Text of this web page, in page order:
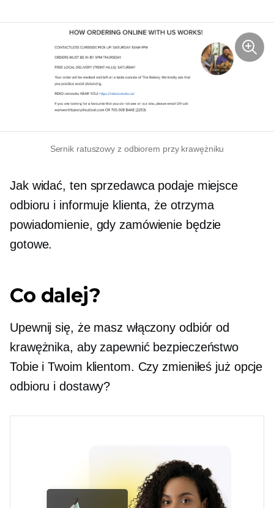
Sernik ratuszowy z odbiorem przy krawężniku
Jak widać, ten sprzedawca podaje miejsce
odbioru i informuje klienta, że ​​otrzyma
powiadomienie, gdy zamówienie będzie
gotowe.
Co dalej?
Upewnij się, że masz włączony odbiór od
krawężnika, aby zapewnić bezpieczeństwo
Tobie i Twoim klientom. Czy zmieniłeś już opcje
odbioru i dostawy?